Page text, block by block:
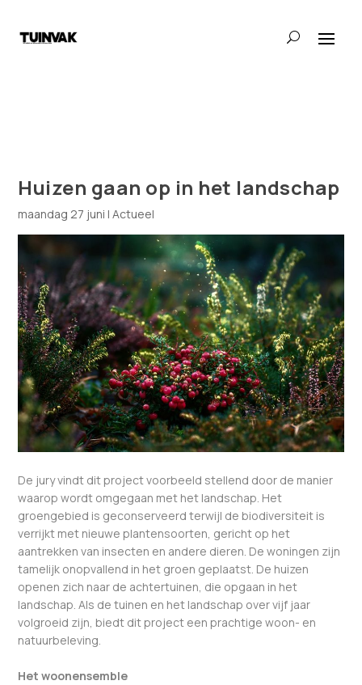
Huizen gaan op in het landschap
maandag 27 juni |Actueel
De jury vindt dit project voorbeeld stellend door de manier
waarop wordt omgegaan met het landschap. Het
groengebied is geconserveerd terwijl de biodiversiteit is
verrijkt met nieuwe plantensoorten, gericht op het
aantrekken van insecten en andere dieren. De woningen zijn
tamelijk onopvallend in het groen geplaatst. De huizen
openen zich naar de achtertuinen, die opgaan in het
landschap. Als de tuinen en het landschap over vijf jaar
volgroeid zijn, biedt dit project een prachtige woon- en
natuurbeleving.
Het woonensemble